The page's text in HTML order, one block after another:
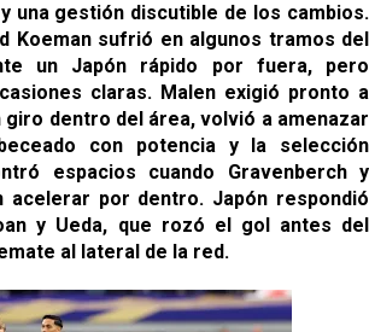
una gestión discutible de los cambios.
Koeman sufrió en algunos tramos del
un Japón rápido por fuera, pero
claras. Malen exigió pronto a
giro dentro del área, volvió a amenazar
con potencia y la selección
espacios cuando Gravenberch y
acelerar por dentro. Japón respondió
y Ueda, que rozó el gol antes del
al lateral de la red.